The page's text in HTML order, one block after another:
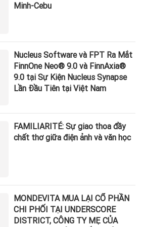
Minh-Cebu
Nucleus Software và FPT Ra Mắt
FinnOne Neo® 9.0 và FinnAxia®
9.0 tại Sự Kiện Nucleus Synapse
Lần Đầu Tiên tại Việt Nam
FAMILIARITÉ: Sự giao thoa đầy
chất thơ giữa điện ảnh và văn học
MONDEVITA MUA LẠI CỔ PHẦN
CHI PHỐI TẠI UNDERSCORE
DISTRICT, CÔNG TY MẸ CỦA